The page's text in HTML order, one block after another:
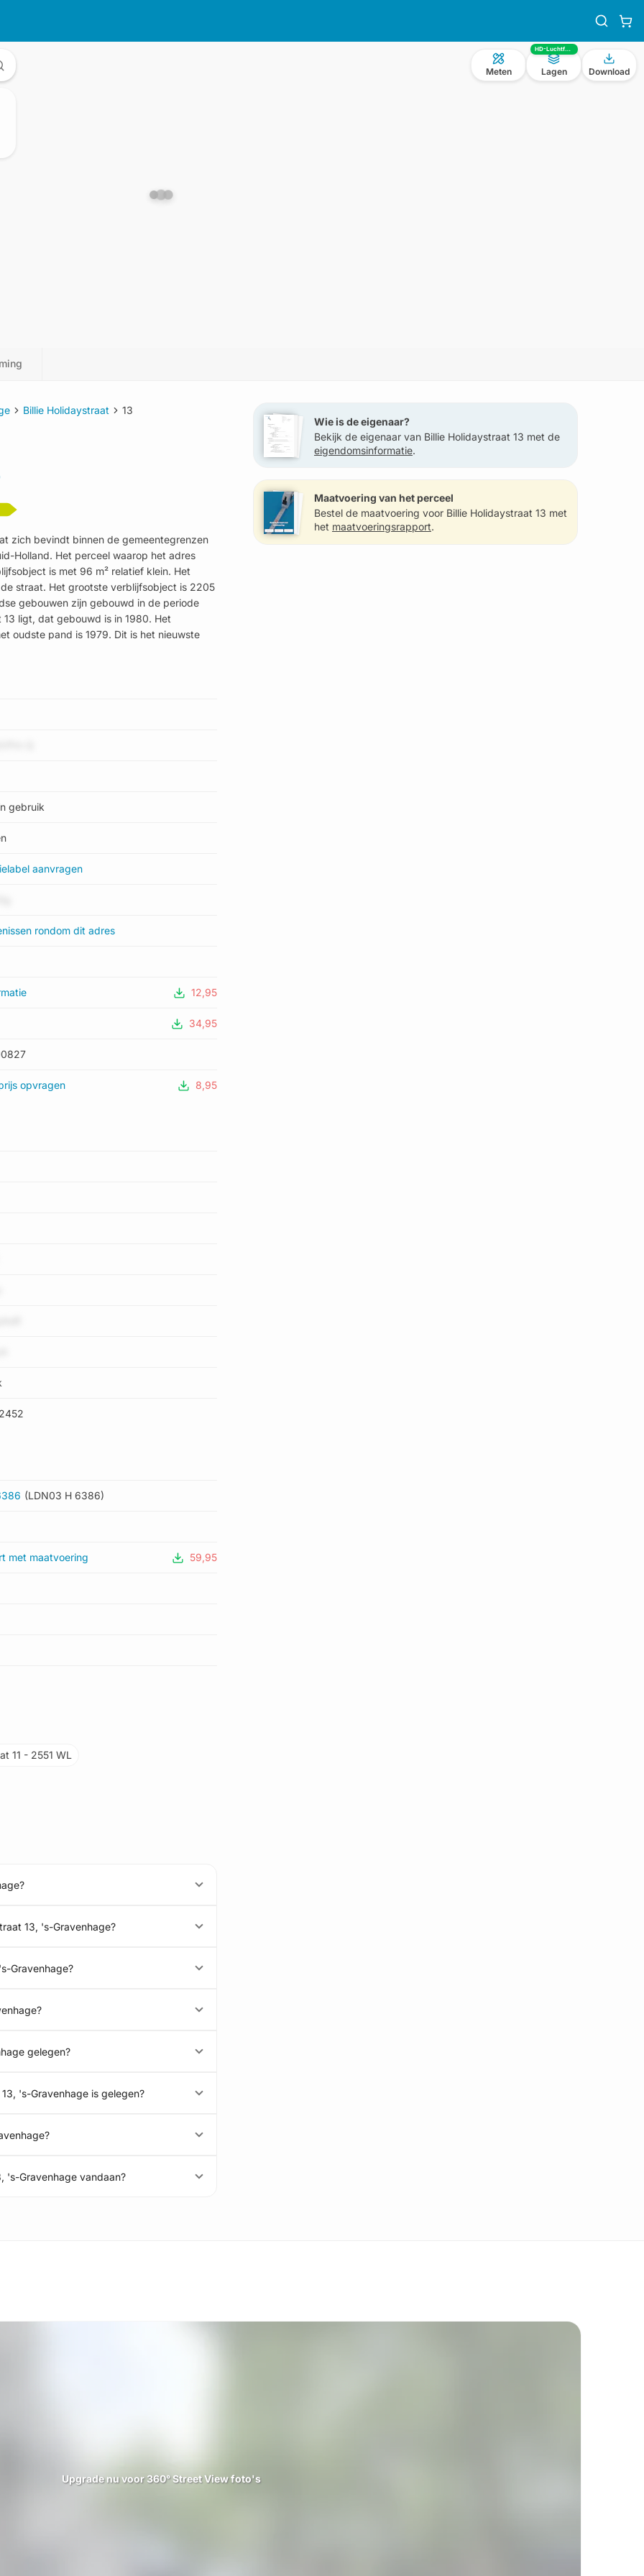
Meten
HD-Luchtfoto
Lagen Download
Billie Holidaystraat 13
zich bevindt binnen de gemeentegrenzen
Holland. Het perceel waarop het adres
is met 96 m² relatief klein. Het
straat. Het grootste verblijfsobject is 2205
gebouwen zijn gebouwd in de periode
ligt, dat gebouwd is in 1980. Het
oudste pand is 1979. Dit is het nieuwste
voor dit adres: 'woonfunctie'.
en andere informatie te zien.
is kleiner dan de gemiddelde
bedraagt 0 m². Dit is het enige adres dat
Bij de laatste meting is voor het adres
13 heeft als status: 'verblijfsobject in
gebruik
aanvragen
rondom dit adres
12,95
34,95
opvragen 8,95
(LDN03 H 6386)
met maatvoering 59,95
11 - 2551 WL
13, 's-Gravenhage?
Gravenhage?
gelegen?
's-Gravenhage is gelegen?
's-Gravenhage vandaan?
Wie is de eigenaar?
Bekijk de eigenaar van Billie Holidaystraat 13 met de
eigendomsinformatie.
Maatvoering van het perceel
Bestel de maatvoering voor Billie Holidaystraat 13 met
het maatvoeringsrapport.
Upgrade nu voor 360° Street View foto's